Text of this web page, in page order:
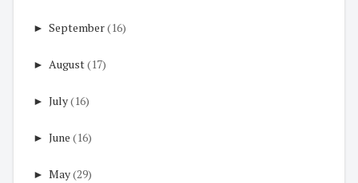
► September(16)
► August(17)
► July(16)
► June (16)
► May(29)